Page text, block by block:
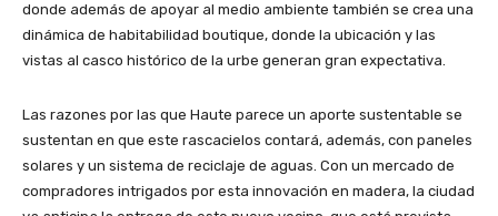
donde además de apoyar al medio ambiente también se crea una
dinámica de habitabilidad boutique, donde la ubicación y las
vistas al casco histórico de la urbe generan gran expectativa.
Las razones por las que Haute parece un aporte sustentable se
sustentan en que este rascacielos contará, además, con paneles
solares y un sistema de reciclaje de aguas. Con un mercado de
compradores intrigados por esta innovación en madera, la ciudad